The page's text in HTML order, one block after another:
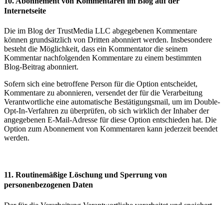
Internetseite
Die im Blog der TrustMedia LLC abgegebenen Kommentare
können grundsätzlich von Dritten abonniert werden. Insbesondere
besteht die Möglichkeit, dass ein Kommentator die seinem
Kommentar nachfolgenden Kommentare zu einem bestimmten
Blog-Beitrag abonniert.
Sofern sich eine betroffene Person für die Option entscheidet,
Kommentare zu abonnieren, versendet der für die Verarbeitung
Verantwortliche eine automatische Bestätigungsmail, um im Double-
Opt-In-Verfahren zu überprüfen, ob sich wirklich der Inhaber der
angegebenen E-Mail-Adresse für diese Option entschieden hat. Die
Option zum Abonnement von Kommentaren kann jederzeit beendet
werden.
11. Routinemäßige Löschung und Sperrung von
personenbezogenen Daten